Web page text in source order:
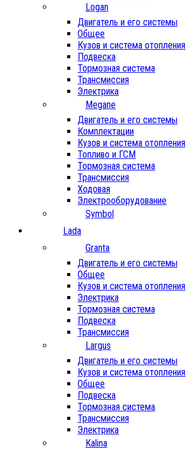
Logan
Двигатель и его системы
Общее
Кузов и система отопления
Подвеска
Тормозная система
Трансмиссия
Электрика
Megane
Двигатель и его системы
Комплектации
Кузов и система отопления
Топливо и ГСМ
Тормозная система
Трансмиссия
Ходовая
Электрооборудование
Symbol
Lada
Granta
Двигатель и его системы
Общее
Кузов и система отопления
Электрика
Тормозная система
Подвеска
Трансмиссия
Largus
Двигатель и его системы
Кузов и система отопления
Общее
Подвеска
Тормозная система
Трансмиссия
Электрика
Kalina